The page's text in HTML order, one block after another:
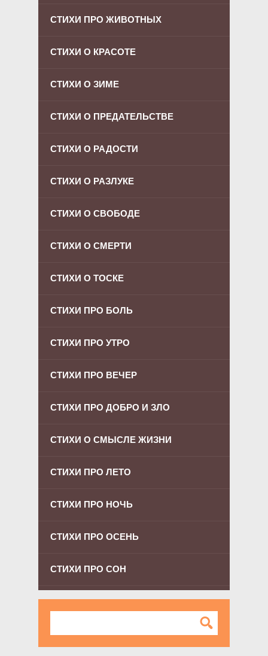
СТИХИ ПРО ЖИВОТНЫХ
СТИХИ О КРАСОТЕ
СТИХИ О ЗИМЕ
СТИХИ О ПРЕДАТЕЛЬСТВЕ
СТИХИ О РАДОСТИ
СТИХИ О РАЗЛУКЕ
СТИХИ О СВОБОДЕ
СТИХИ О СМЕРТИ
СТИХИ О ТОСКЕ
СТИХИ ПРО БОЛЬ
СТИХИ ПРО УТРО
СТИХИ ПРО ВЕЧЕР
СТИХИ ПРО ДОБРО И ЗЛО
СТИХИ О СМЫСЛЕ ЖИЗНИ
СТИХИ ПРО ЛЕТО
СТИХИ ПРО НОЧЬ
СТИХИ ПРО ОСЕНЬ
СТИХИ ПРО СОН